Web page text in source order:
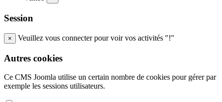
Session
× Veuillez vous connecter pour voir vos activités "!"
Autres cookies
Ce CMS Joomla utilise un certain nombre de cookies pour gérer par
exemple les sessions utilisateurs.